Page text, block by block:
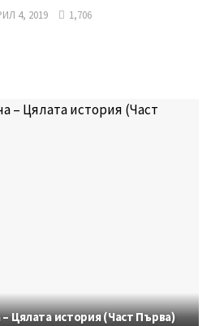
4, 2019 1,706
Цялата история (Част Първа)